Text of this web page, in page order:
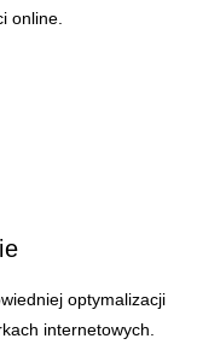
online.
optymalizacji
internetowych.